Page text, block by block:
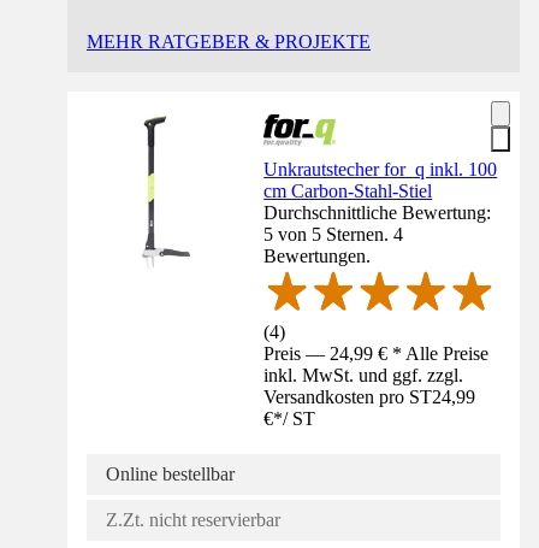
MEHR RATGEBER & PROJEKTE
Unkrautstecher for_q inkl. 100
cm Carbon-Stahl-Stiel
Durchschnittliche Bewertung:
5 von 5 Sternen. 4
Bewertungen.
(4)
Preis — 24,99 € * Alle Preise
inkl. MwSt. und ggf. zzgl.
Versandkosten pro ST24,99
€*/ ST
Online bestellbar
Z.Zt. nicht reservierbar